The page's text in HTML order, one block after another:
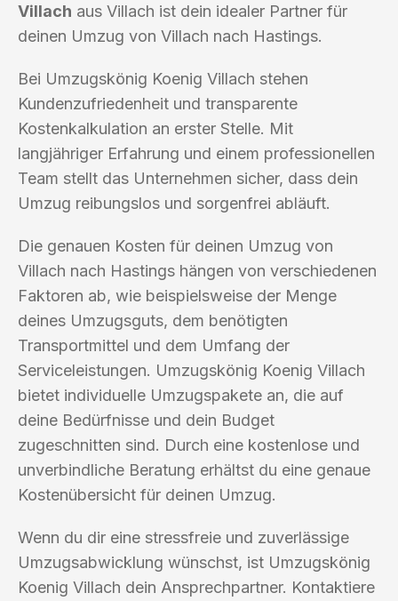
Villach aus Villach ist dein idealer Partner für
deinen Umzug von Villach nach Hastings.
Bei Umzugskönig Koenig Villach stehen
Kundenzufriedenheit und transparente
Kostenkalkulation an erster Stelle. Mit
langjähriger Erfahrung und einem professionellen
Team stellt das Unternehmen sicher, dass dein
Umzug reibungslos und sorgenfrei abläuft.
Die genauen Kosten für deinen Umzug von
Villach nach Hastings hängen von verschiedenen
Faktoren ab, wie beispielsweise der Menge
deines Umzugsguts, dem benötigten
Transportmittel und dem Umfang der
Serviceleistungen. Umzugskönig Koenig Villach
bietet individuelle Umzugspakete an, die auf
deine Bedürfnisse und dein Budget
zugeschnitten sind. Durch eine kostenlose und
unverbindliche Beratung erhältst du eine genaue
Kostenübersicht für deinen Umzug.
Wenn du dir eine stressfreie und zuverlässige
Umzugsabwicklung wünschst, ist Umzugskönig
Koenig Villach dein Ansprechpartner. Kontaktiere